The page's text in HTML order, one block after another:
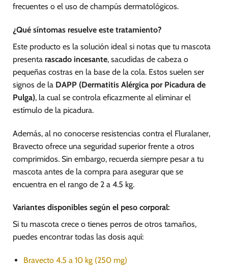
frecuentes o el uso de champús dermatológicos.
¿Qué síntomas resuelve este tratamiento?
Este producto es la solución ideal si notas que tu mascota
presenta rascado incesante, sacudidas de cabeza o
pequeñas costras en la base de la cola. Estos suelen ser
signos de la DAPP (Dermatitis Alérgica por Picadura de
Pulga), la cual se controla eficazmente al eliminar el
estímulo de la picadura.
Además, al no conocerse resistencias contra el Fluralaner,
Bravecto ofrece una seguridad superior frente a otros
comprimidos. Sin embargo, recuerda siempre pesar a tu
mascota antes de la compra para asegurar que se
encuentra en el rango de 2 a 4.5 kg.
Variantes disponibles según el peso corporal:
Si tu mascota crece o tienes perros de otros tamaños,
puedes encontrar todas las dosis aquí:
Bravecto 4.5 a 10 kg (250 mg)